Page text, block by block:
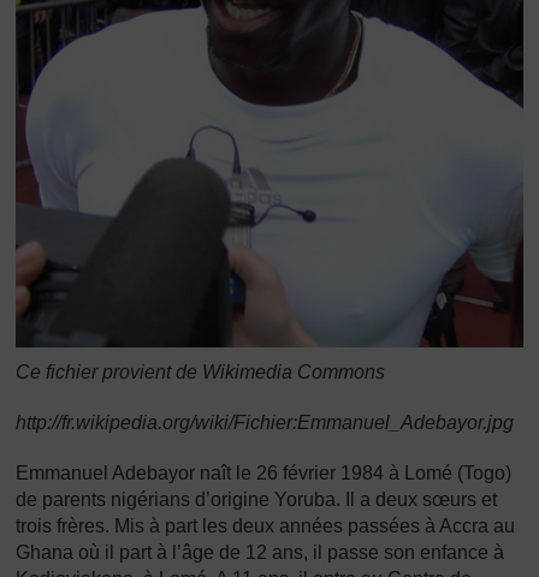
Ce fichier provient de Wikimedia Commons
http://fr.wikipedia.org/wiki/Fichier:Emmanuel_Adebayor.jpg
Emmanuel Adebayor naît le 26 février 1984 à Lomé (Togo)
de parents nigérians d’origine Yoruba. Il a deux sœurs et
trois frères. Mis à part les deux années passées à Accra au
Ghana où il part à l’âge de 12 ans, il passe son enfance à